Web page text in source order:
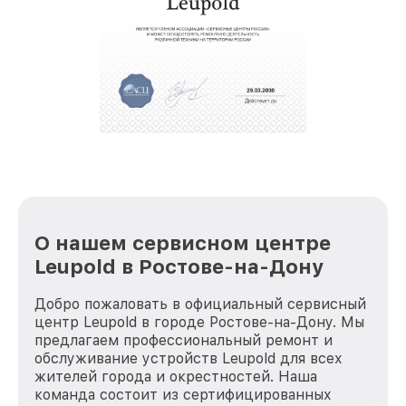
крупногабаритной техники, которые
обеспечат доставку устройств в сервис в
полной сохранности и бесплатно.
положительные отзывы и обрели отличную
репутацию. Мы постоянно совершенствуемся и
О нашем сервисном центре
Leupold в Ростове-на-Дону
Добро пожаловать в официальный сервисный
центр Leupold в городе Ростове-на-Дону. Мы
предлагаем профессиональный ремонт и
обслуживание устройств Leupold для всех
жителей города и окрестностей. Наша
команда состоит из сертифицированных